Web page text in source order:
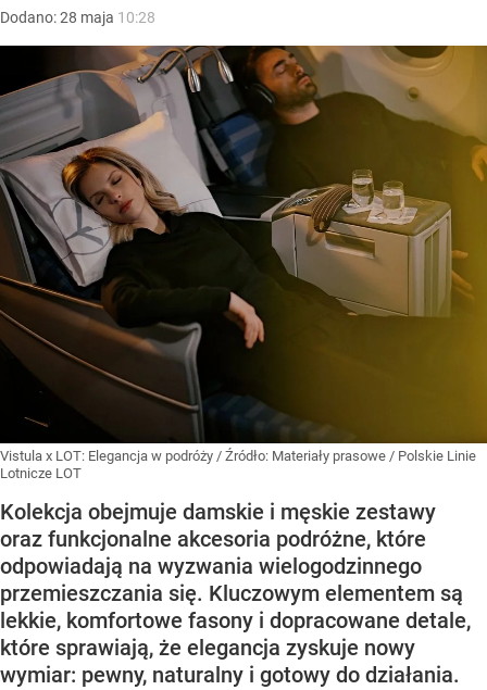
Dodano:28 maja 10:28
Vistula x LOT: Elegancja w podróży / Źródło: Materiały prasowe / Polskie Linie
Lotnicze LOT
Kolekcja obejmuje damskie i męskie zestawy
oraz funkcjonalne akcesoria podróżne, które
odpowiadają na wyzwania wielogodzinnego
przemieszczania się. Kluczowym elementem są
lekkie, komfortowe fasony i dopracowane detale,
które sprawiają, że elegancja zyskuje nowy
wymiar: pewny, naturalny i gotowy do działania.